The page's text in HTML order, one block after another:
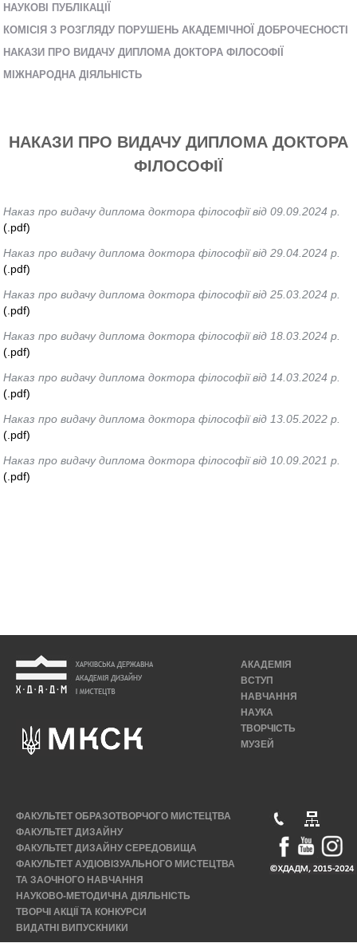
НАУКОВІ ПУБЛІКАЦІЇ
КОМІСІЯ З РОЗГЛЯДУ ПОРУШЕНЬ АКАДЕМІЧНОЇ ДОБРОЧЕСНОСТІ
НАКАЗИ ПРО ВИДАЧУ ДИПЛОМА ДОКТОРА ФІЛОСОФІЇ
МІЖНАРОДНА ДІЯЛЬНІСТЬ
НАКАЗИ ПРО ВИДАЧУ ДИПЛОМА ДОКТОРА
ФІЛОСОФІЇ
Наказ про видачу диплома доктора філософії від 09.09.2024 р.
(.pdf)
Наказ про видачу диплома доктора філософії від 29.04.2024 р.
(.pdf)
Наказ про видачу диплома доктора філософії від 25.03.2024 р.
(.pdf)
Наказ про видачу диплома доктора філософії від 18.03.2024 р.
(.pdf)
Наказ про видачу диплома доктора філософії від 14.03.2024 р.
(.pdf)
Наказ про видачу диплома доктора філософії від 13.05.2022 р.
(.pdf)
Наказ про видачу диплома доктора філософії від 10.09.2021 р.
(.pdf)
АКАДЕМІЯ
ВСТУП
НАВЧАННЯ
НАУКА
ТВОРЧІСТЬ
МУЗЕЙ
ФАКУЛЬТЕТ ОБРАЗОТВОРЧОГО МИСТЕЦТВА
ФАКУЛЬТЕТ ДИЗАЙНУ
ФАКУЛЬТЕТ ДИЗАЙНУ СЕРЕДОВИЩА
ФАКУЛЬТЕТ АУДІОВІЗУАЛЬНОГО МИСТЕЦТВА
ТА ЗАОЧНОГО НАВЧАННЯ
НАУКОВО-МЕТОДИЧНА ДІЯЛЬНІСТЬ
ТВОРЧІ АКЦІЇ ТА КОНКУРСИ
ВИДАТНІ ВИПУСКНИКИ